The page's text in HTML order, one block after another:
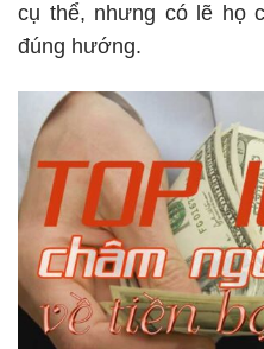
cụ thể, nhưng có lẽ họ
đúng hướng.